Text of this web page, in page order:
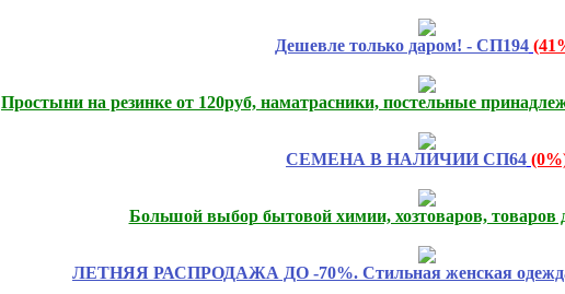
Дешевле только даром! - СП194
Простыни на резинке от 120руб, наматрасники, постельные
СЕМЕНА В НАЛИЧИИ СП64
Большой выбор бытовой химии, хозтоваров, товаров
ЛЕТНЯЯ РАСПРОДАЖА ДО -70%. Стильная женская